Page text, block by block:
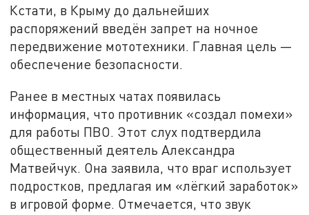
Кстати, в Крыму до дальнейших
распоряжений введён запрет на ночное
передвижение мототехники. Главная цель —
обеспечение безопасности.
Ранее в местных чатах появилась
информация, что противник «создал помехи»
для работы ПВО. Этот слух подтвердила
общественный деятель Александра
Матвейчук. Она заявила, что враг использует
подростков, предлагая им «лёгкий заработок»
в игровой форме. Отмечается, что звук